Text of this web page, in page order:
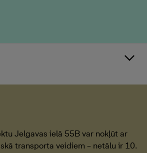
Jelgavas ielā 55B var nokļūt ar
transporta veidiem – netālu ir 10.